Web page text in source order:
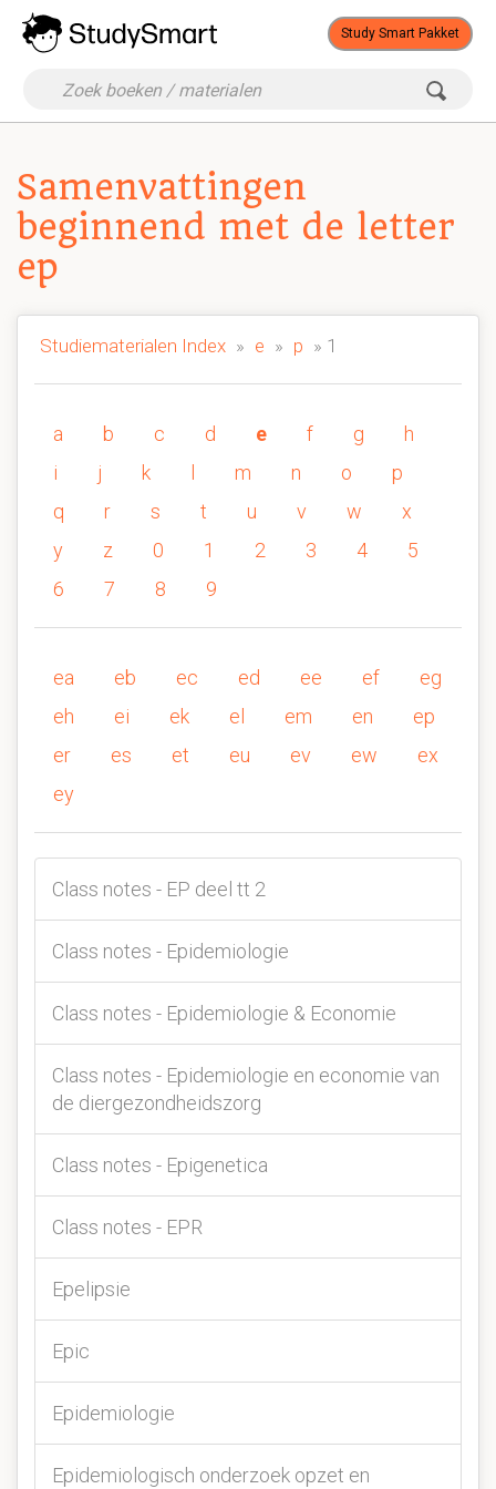
Study Smart Pakket
Samenvattingen
beginnend met de letter
ep
Studiematerialen Index » e » p » 1
a b c d e f g
h
i
j k m n o
p
q
r s t u v w
x
y
z 0 1 2 3 4
5
6
7 8 9
ea eb ec ed ee ef
eg
eh
ei ek el em en
ep
er
es et eu ev ew
ex
ey
Class notes - EP deel tt 2
Class notes - Epidemiologie
Class notes - Epidemiologie & Economie
Class notes - Epidemiologie en economie van
de diergezondheidszorg
Class notes - Epigenetica
Class notes - EPR
Epelipsie
Epic
Epidemiologie
Epidemiologisch onderzoek opzet en